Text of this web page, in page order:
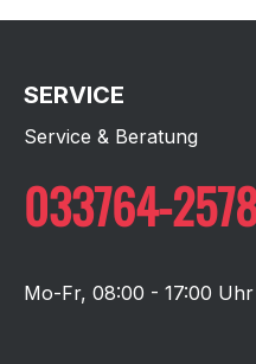
SERVICE
Service & Beratung
033764-
Mo-Fr, 08:00 - 17:00 Uhr